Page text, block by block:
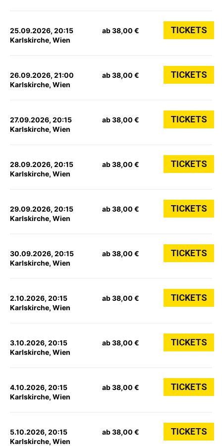
25.09.2026, 20:15
Karlskirche, Wien
ab 38,00 € TICKETS
26.09.2026, 21:00
Karlskirche, Wien
ab 38,00 € TICKETS
27.09.2026, 20:15
Karlskirche, Wien
ab 38,00 € TICKETS
28.09.2026, 20:15
Karlskirche, Wien
ab 38,00 € TICKETS
29.09.2026, 20:15
Karlskirche, Wien
ab 38,00 € TICKETS
30.09.2026, 20:15
Karlskirche, Wien
ab 38,00 € TICKETS
2.10.2026, 20:15
Karlskirche, Wien
ab 38,00 € TICKETS
3.10.2026, 20:15
Karlskirche, Wien
ab 38,00 € TICKETS
4.10.2026, 20:15
Karlskirche, Wien
ab 38,00 € TICKETS
5.10.2026, 20:15
Karlskirche, Wien
ab 38,00 € TICKETS